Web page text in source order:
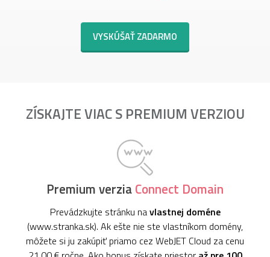
VYSKÚŠAŤ ZADARMO
ZÍSKAJTE VIAC S PREMIUM VERZIOU
Premium verziaConnect Domain
Prevádzkujte stránku navlastnej doméne
(www.stranka.sk). Ak ešte nie ste vlastníkom domény,
môžete si ju zakúpiť priamo cez WebJET Cloud za cenu